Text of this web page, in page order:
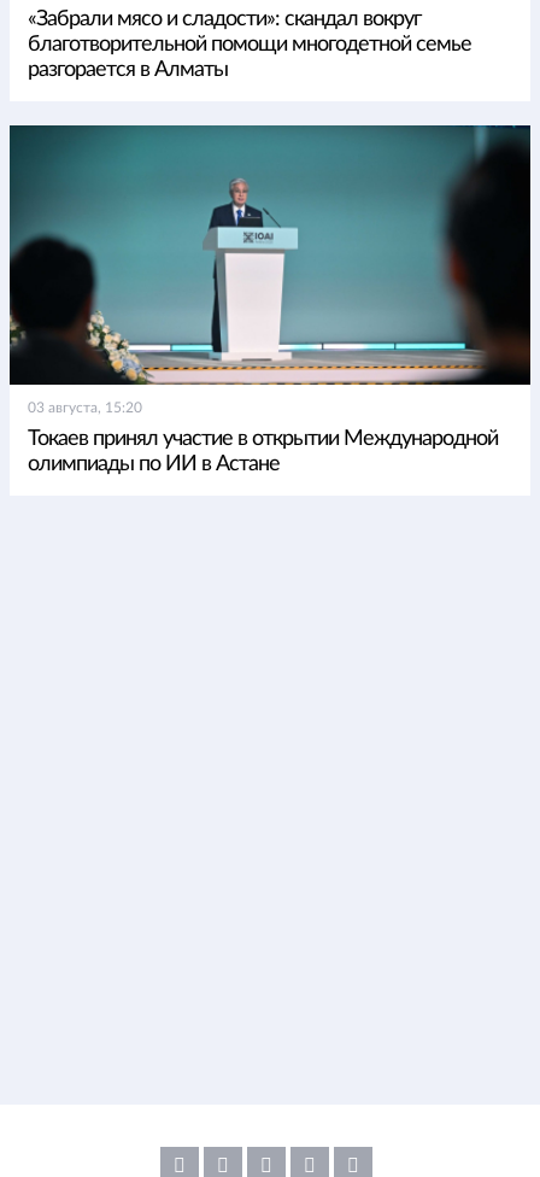
«Забрали мясо и сладости»: скандал вокруг
благотворительной помощи многодетной семье
разгорается в Алматы
03 августа, 15:20
Токаев принял участие в открытии Международной
олимпиады по ИИ в Астане